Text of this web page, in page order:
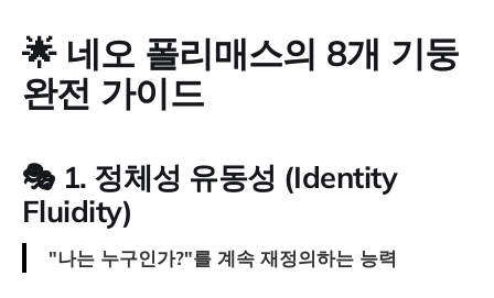
🌟 네오 폴리매스의 8개 기둥
완전 가이드
🎭 1. 정체성 유동성 (Identity
Fluidity)
"나는 누구인가?"를 계속 재정의하는 능력